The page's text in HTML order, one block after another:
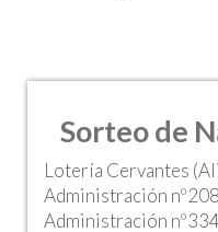
Sorteo de
Lotería Cervantes
Administración
Administración